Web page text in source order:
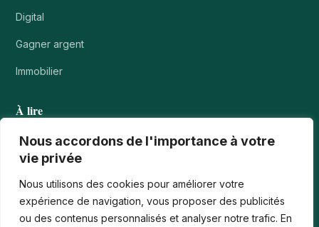
Nous accordons de l'importance à votre
vie privée
Nous utilisons des cookies pour améliorer votre
expérience de navigation, vous proposer des publicités
ou des contenus personnalisés et analyser notre trafic. En
Digital
Gagner argent
Immobilier
À lire
Tournois casino : comprendre points, rangs et…
Les paiements numériques face aux nouvelles cyberfraudes
Bonus de bienvenue en France : comment…
Casinos iPhone en France : 2026 Guide…